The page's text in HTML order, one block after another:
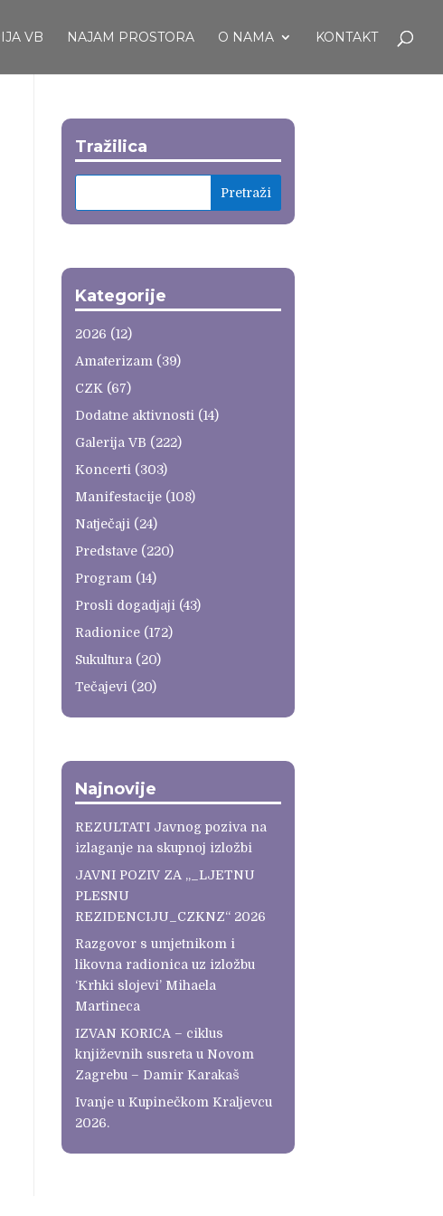
VB NAJAM PROSTORA O NAMA KONTAKT
Tražilica
Kategorije
2026 (12)
Amaterizam (39)
CZK (67)
Dodatne aktivnosti (14)
Galerija VB (222)
Koncerti (303)
Manifestacije(108)
Natječaji (24)
Predstave(220)
Program (14)
Prosli dogadjaji (43)
Radionice(172)
Sukultura (20)
Tečajevi (20)
Najnovije
REZULTATI Javnog poziva na
izlaganje na skupnoj izložbi
JAVNI POZIV ZA „_LJETNU
PLESNU
REZIDENCIJU_CZKNZ“ 2026
Razgovor s umjetnikom i
likovna radionica uz izložbu
‘Krhki slojevi’ Mihaela
Martineca
IZVAN KORICA – ciklus
književnih susreta u Novom
Zagrebu – Damir Karakaš
Ivanje u Kupinečkom Kraljevcu
2026.